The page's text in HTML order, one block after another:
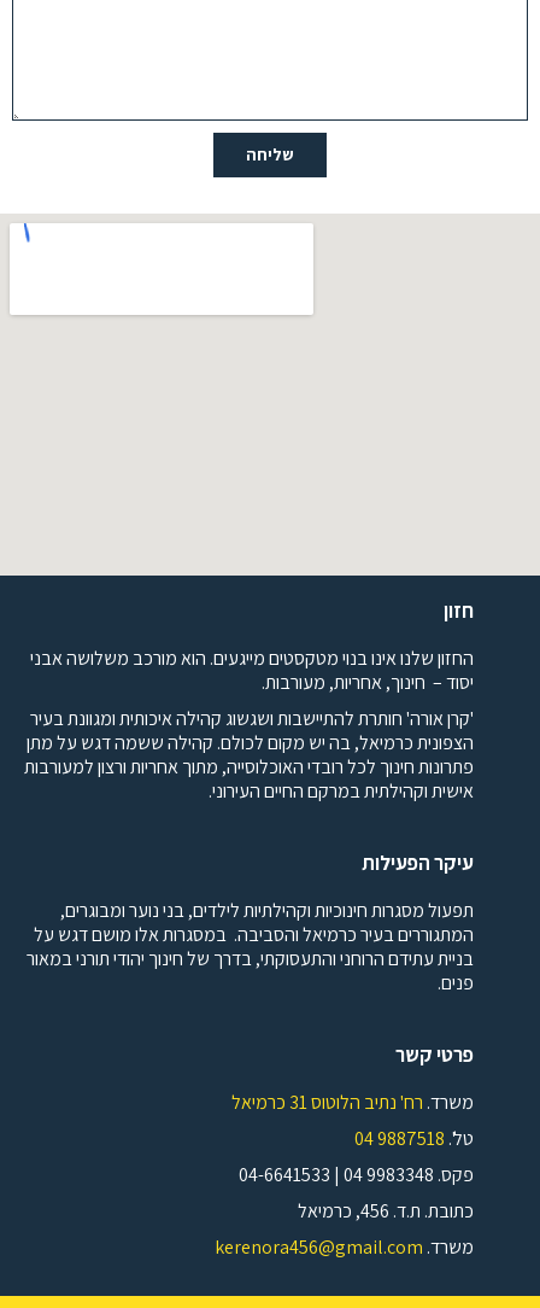
שליחה
חזון
החזון שלנו אינו בנוי מטקסטים מייגעים. הוא מורכב משלושה אבני
יסוד – חינוך, אחריות, מעורבות.
'קרן אורה' חותרת להתיישבות ושגשוג קהילה איכותית ומגוונת בעיר
הצפונית כרמיאל, בה יש מקום לכולם. קהילה ששמה דגש על מתן
פתרונות חינוך לכל רובדי האוכלוסייה, מתוך אחריות ורצון למעורבות
אישית וקהילתית במרקם החיים העירוני.
עיקר הפעילות
תפעול מסגרות חינוכיות וקהילתיות לילדים, בני נוער ומבוגרים,
המתגוררים בעיר כרמיאל והסביבה. במסגרות אלו מושם דגש על
בניית עתידם הרוחני והתעסוקתי, בדרך של חינוך יהודי תורני במאור
פנים.
פרטי קשר
משרד. רח' נתיב הלוטוס 31 כרמיאל
טל'. 9887518 04
פקס. 9983348 04 | 04-6641533
כתובת. ת.ד. 456, כרמיאל
משרד. kerenora456@gmail.com